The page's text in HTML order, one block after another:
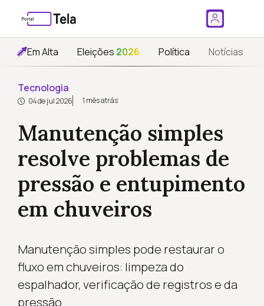
Em Alta Eleições 2026 Política Notícias
Tecnologia
04 de jul 2026 1 mês atrás
Manutenção simples
resolve problemas de
pressão e entupimento
em chuveiros
Manutenção simples pode restaurar o
fluxo em chuveiros: limpeza do
espalhador, verificação de registros e da
pressão